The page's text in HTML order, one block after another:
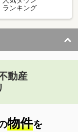
ランキング
動産
物件を